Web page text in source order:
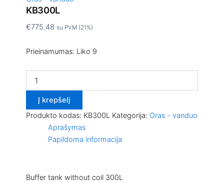
KB300L
€775.48 su PVM (21%)
Prieinamumas: Liko 9
Į krepšelį
Produkto kodas: KB300L Kategorija: Oras - vanduo
Aprašymas
Papildoma informacija
Buffer tank without coil 300L